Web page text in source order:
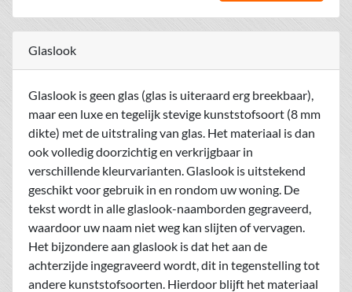
Glaslook
Glaslook is geen glas (glas is uiteraard erg breekbaar),
maar een luxe en tegelijk stevige kunststofsoort (8 mm
dikte) met de uitstraling van glas. Het materiaal is dan
ook volledig doorzichtig en verkrijgbaar in
verschillende kleurvarianten. Glaslook is uitstekend
geschikt voor gebruik in en rondom uw woning. De
tekst wordt in alle glaslook-naamborden gegraveerd,
waardoor uw naam niet weg kan slijten of vervagen.
Het bijzondere aan glaslook is dat het aan de
achterzijde ingegraveerd wordt, dit in tegenstelling tot
andere kunststofsoorten. Hierdoor blijft het materiaal